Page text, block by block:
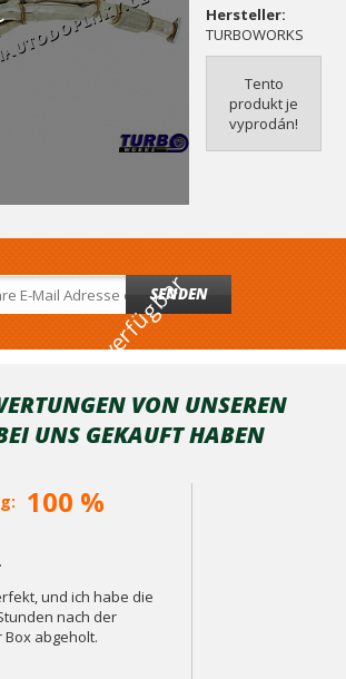
r
Hersteller:
TURBOWORKS
Tento
produkt je
vyprodán!
SENDEN
VON UNSEREN
​​UNS GEKAUFT HABEN
100 %
und ich habe die
nach der
abgeholt.